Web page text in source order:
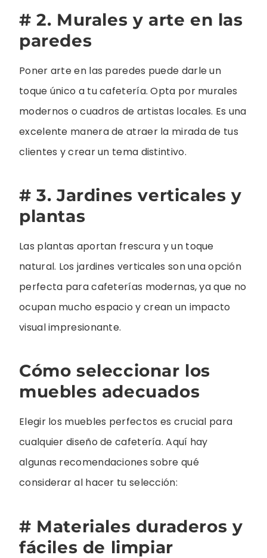
# 2. Murales y arte en las
paredes
Poner arte en las paredes puede darle un
toque único a tu cafetería. Opta por murales
modernos o cuadros de artistas locales. Es una
excelente manera de atraer la mirada de tus
clientes y crear un tema distintivo.
# 3. Jardines verticales y
plantas
Las plantas aportan frescura y un toque
natural. Los jardines verticales son una opción
perfecta para cafeterías modernas, ya que no
ocupan mucho espacio y crean un impacto
visual impresionante.
Cómo seleccionar los
muebles adecuados
Elegir los muebles perfectos es crucial para
cualquier diseño de cafetería. Aquí hay
algunas recomendaciones sobre qué
considerar al hacer tu selección:
# Materiales duraderos y
fáciles de limpiar